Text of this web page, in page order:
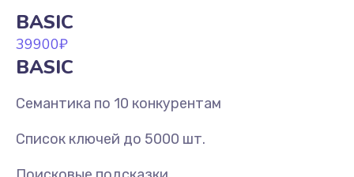
BASIC
39900₽
BASIC
Семантика по 10 конкурентам
Список ключей до 5000 шт.